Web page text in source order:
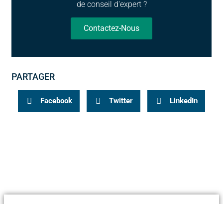
de conseil d'expert ?
Contactez-Nous
PARTAGER
Facebook Twitter LinkedIn